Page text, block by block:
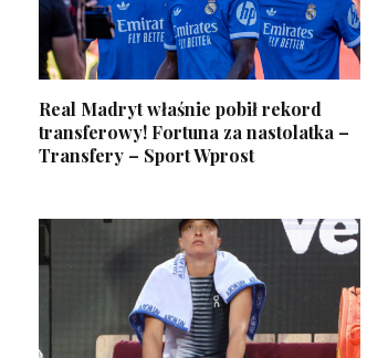
Real Madryt właśnie pobił rekord
transferowy! Fortuna za nastolatka –
Transfery – Sport Wprost